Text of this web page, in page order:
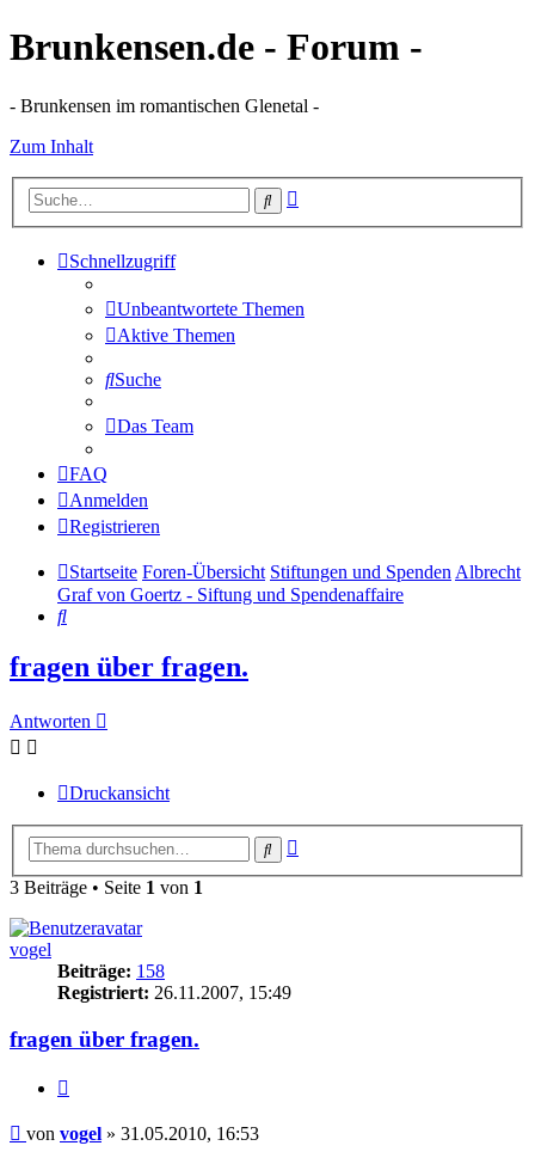
Brunkensen.de - Forum -
- Brunkensen im romantischen Glenetal -
Zum Inhalt
Suche
Schnellzugriff
Unbeantwortete Themen
Aktive Themen
Suche
Das Team
FAQ
Anmelden
Registrieren
Startseite Foren-Übersicht Stiftungen und SpendenAlbrecht
Graf von Goertz - Siftung und Spendenaffaire
Suche
fragen über fragen.
Antworten
Druckansicht
Suche
3 Beiträge • Seite 1 von 1
vogel
Beiträge: 158
Registriert: 26.11.2007, 15:49
fragen über fragen.
Beitrag
von vogel » 31.05.2010, 16:53